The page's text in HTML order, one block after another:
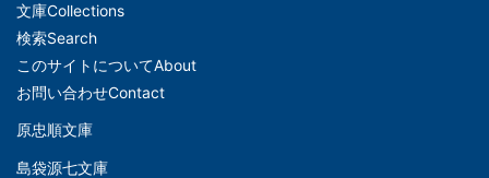
メ
イ
ン
ナ
ビ
文庫Collections
検索Search
このサイトについてAbout
お問い合わせContact
文
原忠順文庫
島袋源七文庫